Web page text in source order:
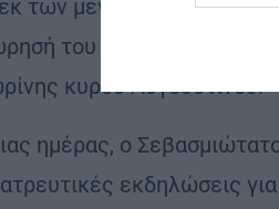
των μεγάλων Πατέρων
του από την Ιερά
κυρού Αυγουστίνου.
ημέρας, ο
εκδηλώσεις